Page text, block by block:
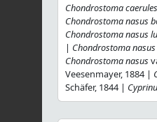
Chondrostoma
Chondrostoma nasus
Chondrostoma nasus
| Chondrostoma nasus
Chondrostoma nasus
Veesenmayer, 1884 |
Schäfer, 1844 |